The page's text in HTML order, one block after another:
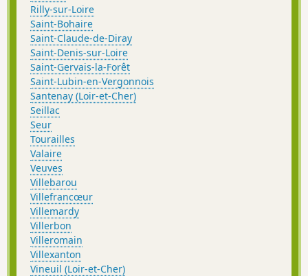
Rilly-sur-Loire
Saint-Bohaire
Saint-Claude-de-Diray
Saint-Denis-sur-Loire
Saint-Gervais-la-Forêt
Saint-Lubin-en-Vergonnois
Santenay (Loir-et-Cher)
Seillac
Seur
Tourailles
Valaire
Veuves
Villebarou
Villefrancœur
Villemardy
Villerbon
Villeromain
Villexanton
Vineuil (Loir-et-Cher)